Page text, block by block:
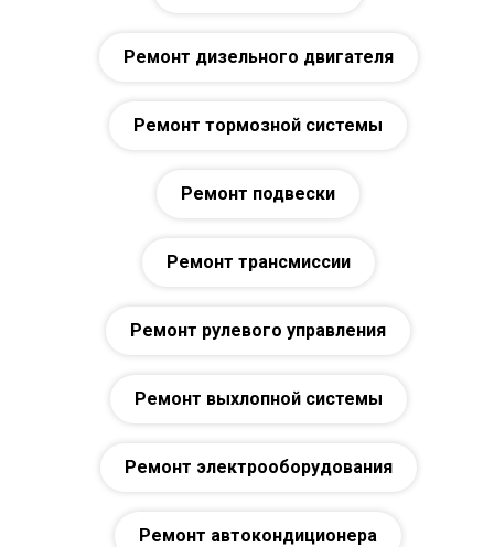
Ремонт дизельного двигателя
Ремонт тормозной системы
Ремонт подвески
Ремонт трансмиссии
Ремонт рулевого управления
Ремонт выхлопной системы
Ремонт электрооборудования
Ремонт автокондиционера